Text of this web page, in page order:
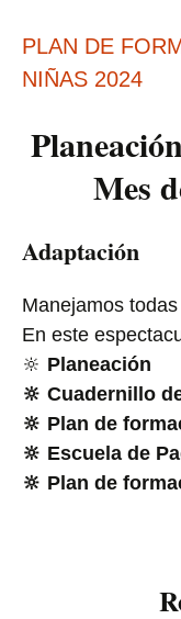
PLAN DE
NIÑAS 2024
Mes
Adaptación
Manejamos
En este
🔆 Planeación
🔆 Cuadernillo
🔆 Plan de
🔆 Escuela de
🔆 Plan de